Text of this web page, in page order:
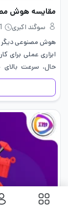
مقایسه هوش
سوگند اکبری
هوش مصنوعی دیگر
ابزاری عملی برای
حال، سرعت
مصنوعی ها و